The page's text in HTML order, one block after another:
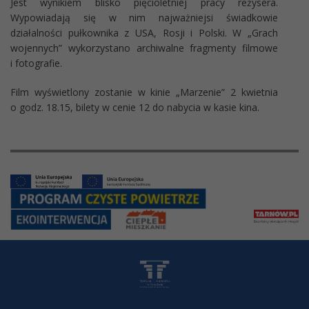
Jest wynikiem blisko pięcioletniej pracy reżysera.
Wypowiadają się w nim najważniejsi świadkowie
działalności pułkownika z USA, Rosji i Polski. W „Grach
wojennych” wykorzystano archiwalne fragmenty filmowe
i fotografie.
Film wyświetlony zostanie w kinie „Marzenie” 2 kwietnia
o godz. 18.15, bilety w cenie 12 do nabycia w kasie kina.